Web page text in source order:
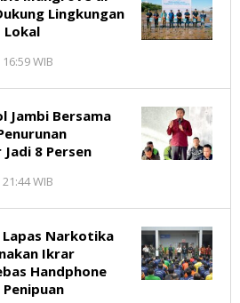
Lingkungan
Lokal
WIB
Jambi Bersama
8 Persen
WIB
Narkotika
Ikrar
Handphone